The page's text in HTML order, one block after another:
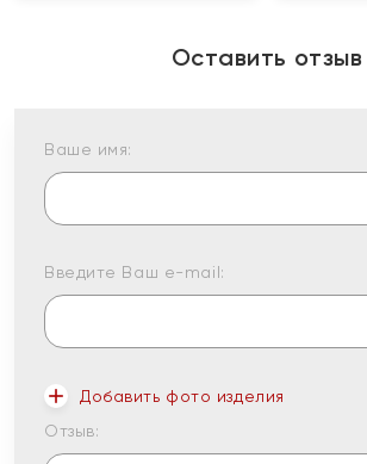
Оставить отзыв
Ваше имя:
Введите Ваш e-mail:
Добавить фото изделия
Отзыв: